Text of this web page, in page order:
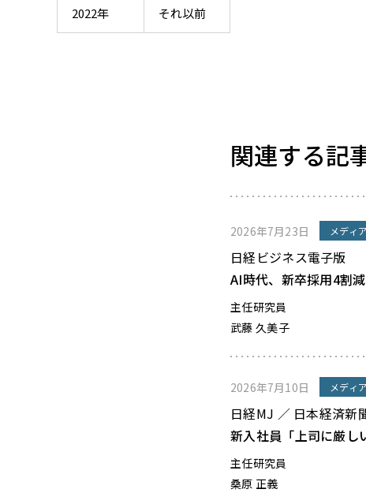
2022年 それ以前
関連する記
2026年7月23日 メディ
日経ビジネス電子版
AI時代、新卒採用4割
主任研究員
武藤 久美子
2026年7月10日 メディ
日経MJ ／ 日本経済新
新入社員「上司に厳
主任研究員
桑原 正義